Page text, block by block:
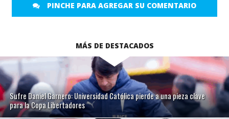
PINCHE PARA AGREGAR SU COMENTARIO
MÁS DE DESTACADOS
Sufre Daniel Garnero: Universidad Católica pierde a una pieza clave
para la Copa Libertadores